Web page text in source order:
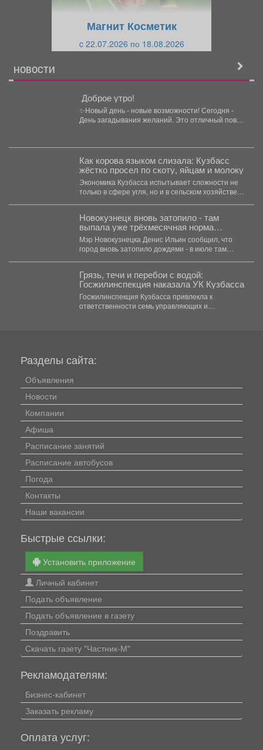
Магнит Косметик
c 22.07.2026 по 18.08.2026
НОВОСТИ
️ Доброе утро!
✨Новый день - новые возможности! Сегодня -
День загадывания желаний. Это отличный повод
Как корова языком слизала: Кузбасс
жёстко просел по скоту, яйцам и молоку
Экономика Кузбасса испытывает сложности не
только в сфере угля, но и в сельском хозяйстве:
Новокузнецк вновь затопило - там
выпала уже трёхмесячная норма
осадков
Мэр Новокузнецка Денис Ильин сообщил, что
город вновь затопило дождями - в июле там
Грязь, течи и перебои с водой:
Госжилинспекция наказала УК Кузбасса
Госжилинспекция Кузбасса привлекла к
ответственности семь управляющих и
Разделы сайта:
Объявления
Новости
Компании
Афиша
Расписание занятий
Расписание автобусов
Погода
Контакты
Наши вакансии
Быстрые ссылки:
Установить приложение
Личный кабинет
Подать объявление
Подать объявление в газету
Поздравить
Скачать газету "Частник-М"
Рекламодателям:
Бизнес-кабинет
Заказать рекламу
Оплата услуг: